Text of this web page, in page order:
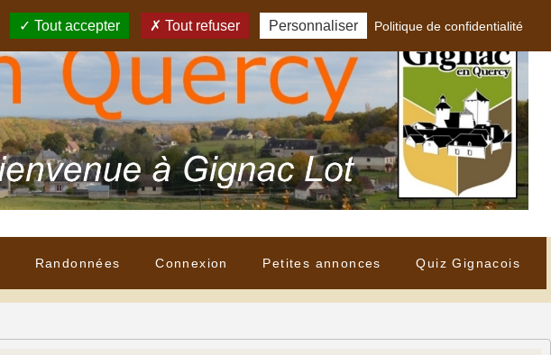
Randonnées Connexion Petites annonces Quiz Gignacois
Tout accepter Tout refuser Personnaliser Politique de confidentialité